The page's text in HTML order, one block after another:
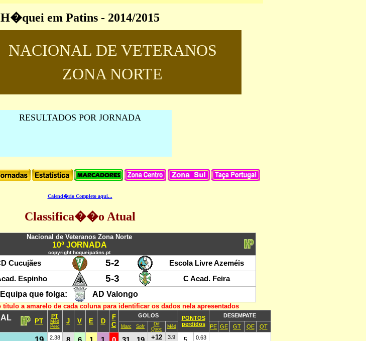
H�quei em Patins - 2014/2015
NACIONAL DE VETERANOS
ZONA NORTE
RESULTADOS POR JORNADA
Calend�rio Completo aqui...
Classifica��o Atual